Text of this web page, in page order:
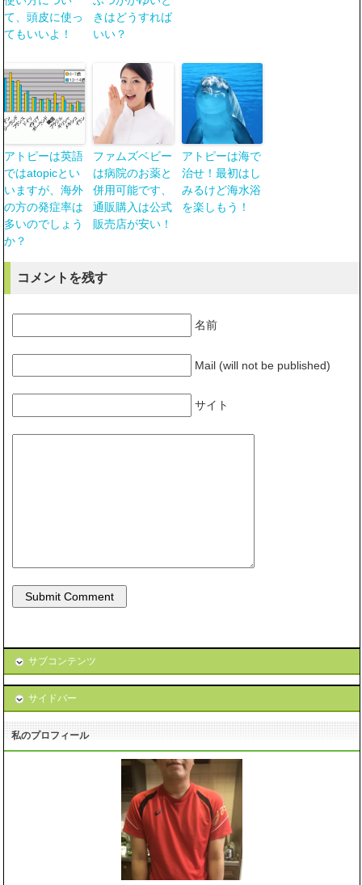
て、頭皮に使っ
てもいいよ！
きはどうすれば
いい？
アトピーは英語
ではatopicとい
いますが、海外
の方の発症率は
多いのでしょう
か？
ファムズベビー
は病院のお薬と
併用可能です、
通販購入は公式
販売店が安い！
アトピーは海で
治せ！最初はし
みるけど海水浴
を楽しもう！
コメントを残す
名前
Mail (will not be published)
サイト
サブコンテンツ
サイドバー
私のプロフィール